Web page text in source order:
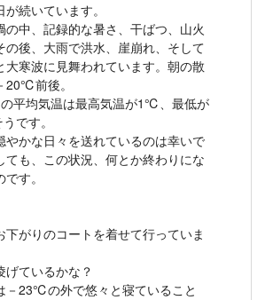
続いています。
の中、記録的な暑さ、干ばつ、山火
の後、大雨で洪水、崖崩れ、そして
大寒波に見舞われています。朝の散
20℃前後。
平均気温は最高気温が1℃、最低が
です。
やかな日々を送れているのは幸いで
ても、この状況、何とか終わりにな
す。
下がりのコートを着せて行っていま
げているかな？
－23℃の外で悠々と寝ていること